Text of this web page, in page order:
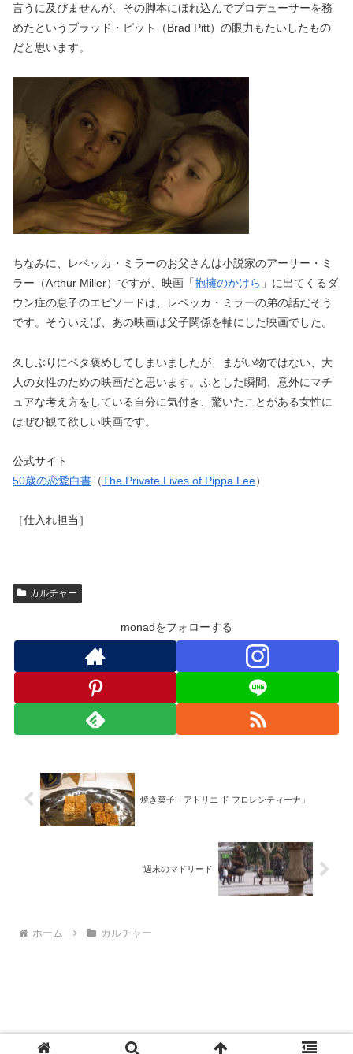
言うに及びませんが、その脚本にほれ込んでプロデューサーを務
めたというブラッド・ピット（Brad Pitt）の眼力もたいしたもの
だと思います。
ちなみに、レベッカ・ミラーのお父さんは小説家のアーサー・ミ
ラー（Arthur Miller）ですが、映画「抱擁のかけら 」に出てくるダ
ウン症の息子のエピソードは、レベッカ・ミラーの弟の話だそう
です。そういえば、あの映画は父子関係を軸にした映画でした。
久しぶりにベタ褒めしてしまいましたが、まがい物ではない、大
人の女性のための映画だと思います。ふとした瞬間、意外にマチ
ュアな考え方をしている自分に気付き、驚いたことがある女性に
はぜひ観て欲しい映画です。
公式サイト
50歳の恋愛白書 （The Private Lives of Pippa Lee）
［仕入れ担当］
カルチャー
monadをフォローする
焼き菓子「アトリエ ド フロレンティーナ」
週末のマドリード
ホーム カルチャー
© 2008-2026 monad.